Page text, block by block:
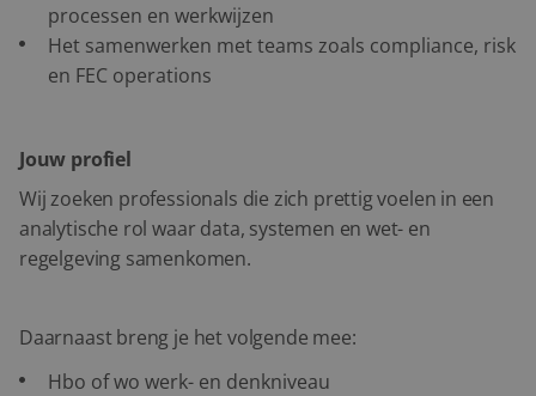
processen en werkwijzen
Het samenwerken met teams zoals compliance, risk
en FEC operations
Jouw profiel
Wij zoeken professionals die zich prettig voelen in een
analytische rol waar data, systemen en wet- en
regelgeving samenkomen.
Daarnaast breng je het volgende mee:
Hbo of wo werk- en denkniveau